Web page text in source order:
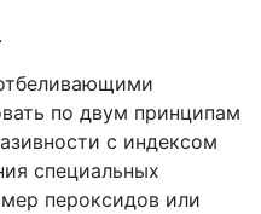
по двум принципам
с индексом
специальных
пероксидов или